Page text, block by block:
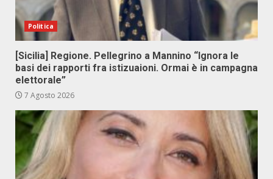
Politica
[Sicilia] Regione. Pellegrino a Mannino “Ignora le
basi dei rapporti fra istizuaioni. Ormai è in campagna
elettorale”
7 Agosto 2026